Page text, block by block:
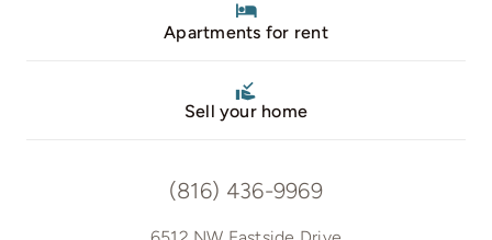
Apartments for rent
Sell your home
(816) 436-9969